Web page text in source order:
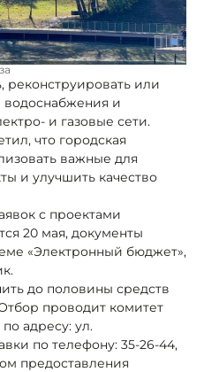
реконструировать или
водоснабжения и
и газовые сети.
что городская
важные для
и улучшить качество
с проектами
20 мая, документы
«Электронный бюджет»,
до половины средств
проводит комитет
адресу: ул.
по телефону: 35-26-44,
предоставления